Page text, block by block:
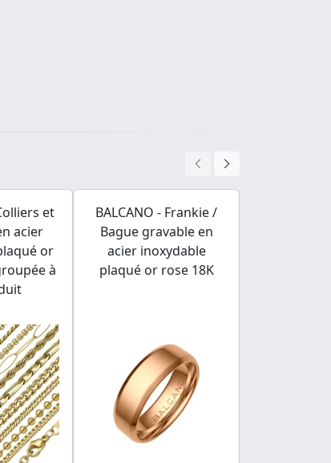
et
acier
or
à
BALCANO - Frankie /
Bague gravable en
acier inoxydable
plaqué or rose 18K